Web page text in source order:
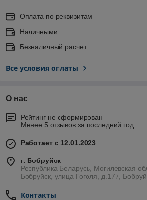
Оплата по реквизитам
Наличными
Безналичный расчет
Все условия оплаты
О нас
Рейтинг не сформирован
Менее 5 отзывов за последний год
Работает с 12.01.2023
г. Бобруйск
Республика Беларусь, Могилевская
Бобруйск, улица Гоголя, д.177,
Контакты